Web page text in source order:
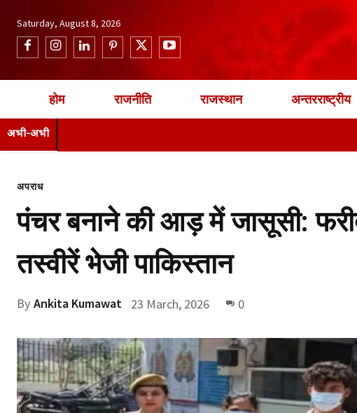
Saturday, August 8, 2026
होम राजनीति राजस्थान अन्तरराष्ट्रीय
अभी-अभी
अपराध
पंचर बनाने की आड़ में जासूसी:
तस्वीरें भेजी पाकिस्तान
By Ankita Kumawat 23 March, 2026 0